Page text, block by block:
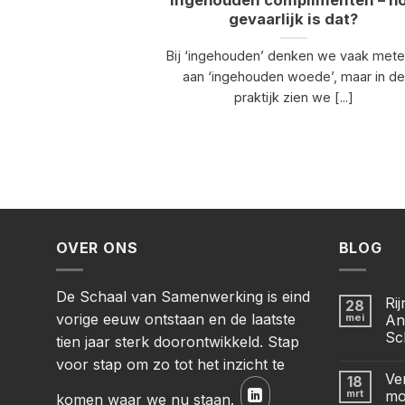
gevaarlijk is dat?
Bij ‘ingehouden’ denken we vaak
aan ‘ingehouden woede’, maar in de
praktijk zien we [...]
OVER ONS
De Schaal van Samenwerking is eind
vorige eeuw ontstaan en de laatste
tien jaar sterk doorontwikkeld. Stap
voor stap om zo tot het inzicht te
komen waar we nu staan.
BLOG
28
mei
18
mrt